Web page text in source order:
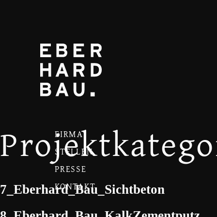
FIRMA
STELLEN
PRESSE
KONTAKT
7_Eberhard_Bau_Sichtbeton